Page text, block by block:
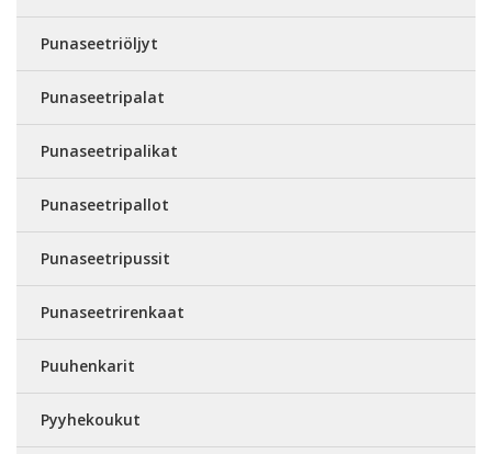
Punaseetriöljyt
Punaseetripalat
Punaseetripalikat
Punaseetripallot
Punaseetripussit
Punaseetrirenkaat
Puuhenkarit
Pyyhekoukut